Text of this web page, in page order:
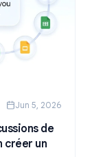
Jun 5, 2026
de
créer un